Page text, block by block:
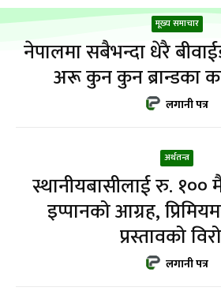
मूख्य समाचार
नेपालमा सबैभन्दा धेरै
अरू कुन कुन ब्रान्डका
लगानी पत्र
अर्थतन्त्र
स्थानीयबासीलाई रु.
इप्पानको आग्रह,
प्रस्तावको
लगानी पत्र